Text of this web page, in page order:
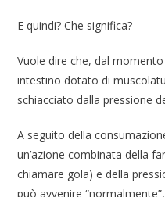
E quindi? Che significa?
Vuole dire che, dal
intestino dotato di
schiacciato dalla pressione
A seguito della
un’azione combinata della
chiamare gola) e della
può avvenire